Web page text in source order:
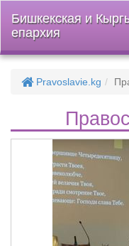
Бишкекская и
епархия
Pravoslavie.kg